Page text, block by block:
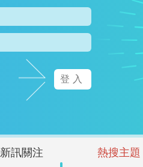
新訊關注 熱搜主題